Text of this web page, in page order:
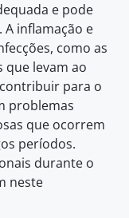
e pode
inflamação e
como as
que levam ao
para o
problemas
que ocorrem
períodos.
durante o
neste